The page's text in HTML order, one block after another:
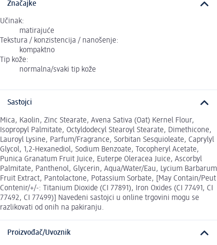
Značajke
Učinak:
matirajuće
Tekstura / konzistencija / nanošenje:
kompaktno
Tip kože:
normalna/svaki tip kože
Sastojci
Mica, Kaolin, Zinc Stearate, Avena Sativa (Oat) Kernel Flour,
Isopropyl Palmitate, Octyldodecyl Stearoyl Stearate, Dimethicone,
Lauroyl Lysine, Parfum/Fragrance, Sorbitan Sesquioleate, Caprylyl
Glycol, 1,2-Hexanediol, Sodium Benzoate, Tocopheryl Acetate,
Punica Granatum Fruit Juice, Euterpe Oleracea Juice, Ascorbyl
Palmitate, Panthenol, Glycerin, Aqua/Water/Eau, Lycium Barbarum
Fruit Extract, Pantolactone, Potassium Sorbate, [May Contain/Peut
Contenir/+/-: Titanium Dioxide (CI 77891), Iron Oxides (CI 77491, CI
77492, CI 77499)] Navedeni sastojci u online trgovini mogu se
razlikovati od onih na pakiranju.
Proizvođač/Uvoznik